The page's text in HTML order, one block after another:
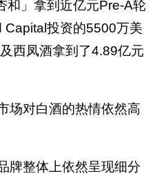
和」拿到近亿元Pre-A轮
Capital投资的5500万美
西凤酒拿到了4.89亿元
场对白酒的热情依然高
牌整体上依然呈现细分